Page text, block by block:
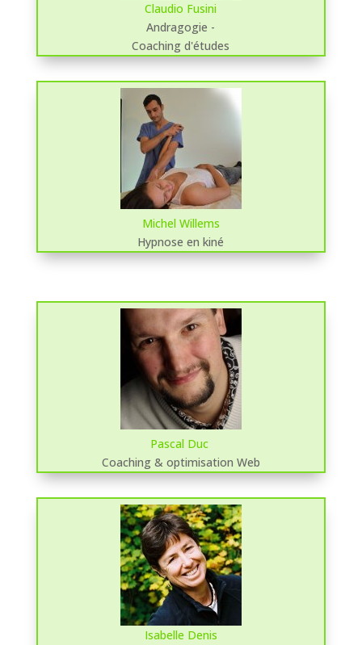
Claudio Fusini
Andragogie -
Coaching d'études
Michel Willems
Hypnose en kiné
Pascal Duc
Coaching & optimisation Web
Isabelle Denis